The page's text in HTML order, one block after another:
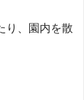
り、園内を散